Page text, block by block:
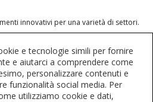
innovativi per una varietà di settori.
UN SISTEMA
e tecnologie simili per fornire
e aiutarci a comprendere come
personalizzare contenuti e
funzionalità social media. Per
utilizziamo cookie e dati,